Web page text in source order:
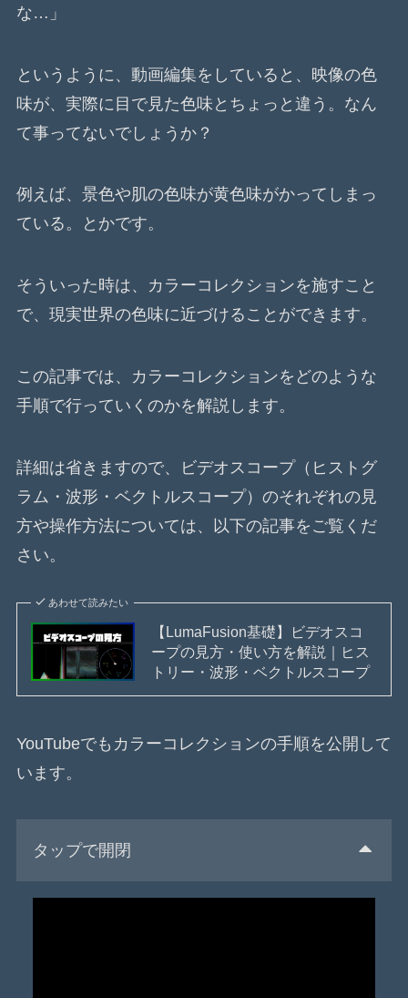
な…」
というように、動画編集をしていると、映像の色
味が、実際に目で見た色味とちょっと違う。なん
て事ってないでしょうか？
例えば、景色や肌の色味が黄色味がかってしまっ
ている。とかです。
そういった時は、カラーコレクションを施すこと
で、現実世界の色味に近づけることができます。
この記事では、カラーコレクションをどのような
手順で行っていくのかを解説します。
詳細は省きますので、ビデオスコープ（ヒストグ
ラム・波形・ベクトルスコープ）のそれぞれの見
方や操作方法については、以下の記事をご覧くだ
さい。
あわせて読みたい
【LumaFusion基礎】ビデオスコ
ープの見方・使い方を解説｜ヒス
トリー・波形・ベクトルスコープ
YouTubeでもカラーコレクションの手順を公開して
います。
タップで開閉